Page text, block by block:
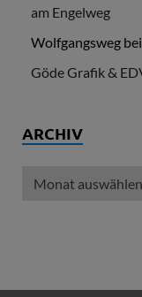
am Engelweg
Wolfgangsweg bei
Göde Grafik &
ARCHIV